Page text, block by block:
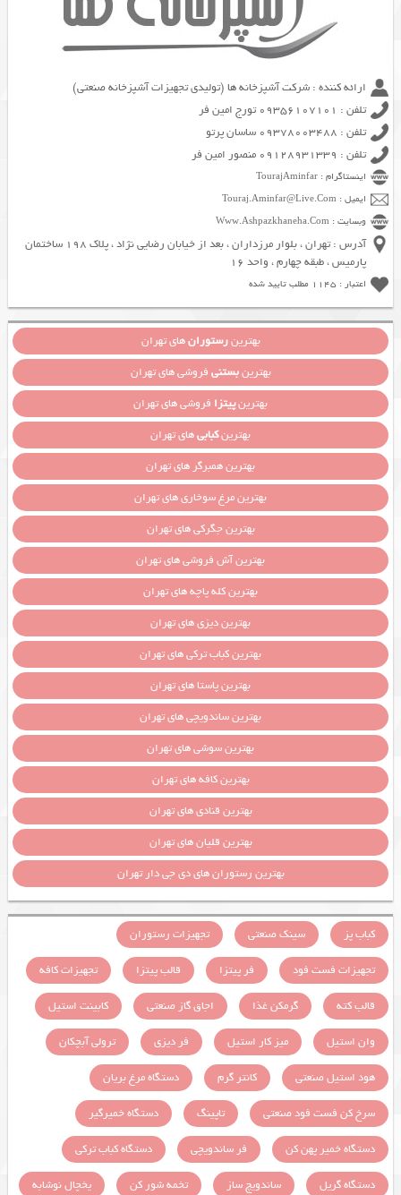
ارائه کننده : شرکت آشپزخانه ها (تولیدی تجهیزات آشپزخانه صنعتی)
تلفن : 09356107101 تورج امین فر
تلفن : 09378003488 ساسان پرتو
تلفن : 09128931339 منصور امین فر
اینستاگرام : TourajAminfar
ایمیل : Touraj.Aminfar@Live.Com
وبسایت : Www.Ashpazkhaneha.Com
آدرس : تهران ، بلوار مرزداران ، بعد از خیابان رضایی نژاد ، پلاک 198 ساختمان
پارمیس ، طبقه چهارم ، واحد 16
اعتبار : 1145 مطلب تایید شده
بهترینرستورانهای تهران
بهترینبستنی فروشی های تهران
بهترینپیتزا فروشی های تهران
بهترینکبابیهای تهران
بهترین همبرگر های تهران
بهترین مرغ سوخاری های تهران
بهترین جگرکی های تهران
بهترین آش فروشی های تهران
بهترین کله پاچه های تهران
بهترین دیزی های تهران
بهترین کباب ترکی های تهران
بهترین پاستا های تهران
بهترین ساندویچی های تهران
بهترین سوشی های تهران
بهترین کافه های تهران
بهترین قنادی های تهران
بهترین قلیان های تهران
بهترین رستوران های دی جی دار تهران
کباب پز سینک صنعتی
تجهیزات رستوران
تجهیزات فست فود
فر پیتزا قالب پیتزا
تجهیزات کافه
قالب کته
گرمکن غذا اجاق گاز صنعتی
کابینت استیل
وان استیل
میز کار استیل فر دیزی
ترولی آبچکان
هود استیل صنعتی
کانتر گرم
دستگاه مرغ بریان
سرخ کن فست فود صنعتی
تاپینگ
دستگاه خمیرگیر
دستگاه خمیر پهن کن
فر ساندویچی
دستگاه کباب ترکی
دستگاه گریل
ساندویچ ساز تخمه شور کن
یخچال نوشابه